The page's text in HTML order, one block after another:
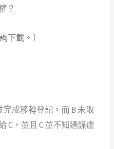
？
下載。）
成移轉登記。而 B 未取
C，並且 C 並不知通謀虛